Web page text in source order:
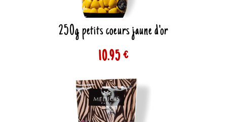
250g petits coeurs jaune d'or
10.95 €